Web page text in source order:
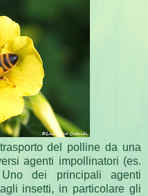
del polline da una
agenti impollinatori (es.
dei principali agenti
insetti, in particolare gli